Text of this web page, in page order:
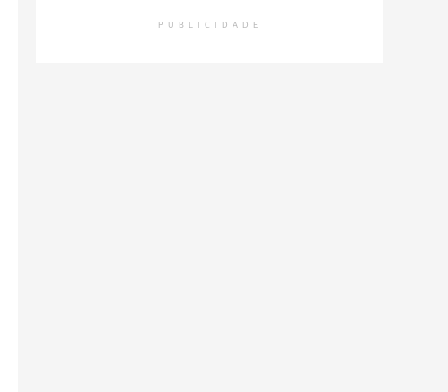
PUBLICIDADE